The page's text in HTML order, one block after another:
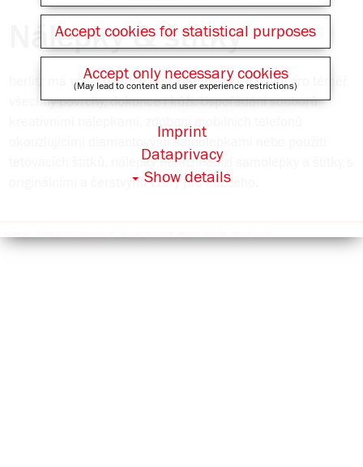
Nálepky & štítky
herlitz má vše, co srdce ráčí: Samolepky a štítky pro téměř
všechny povrchy, dokonce i kůži. Uspořádání souborů
okouzlujícími diamantovými samolepkami nebo použití
tetovacích štítků, nálepky herlitz nabízí samolepky a štítky s
originálními a čerstvými vzory pro každého.
Accept cookies for statistical purposes
Accept only necessary cookies
(May lead to content and user experience restrictions)
Show details
Dataprivacy
Imprint